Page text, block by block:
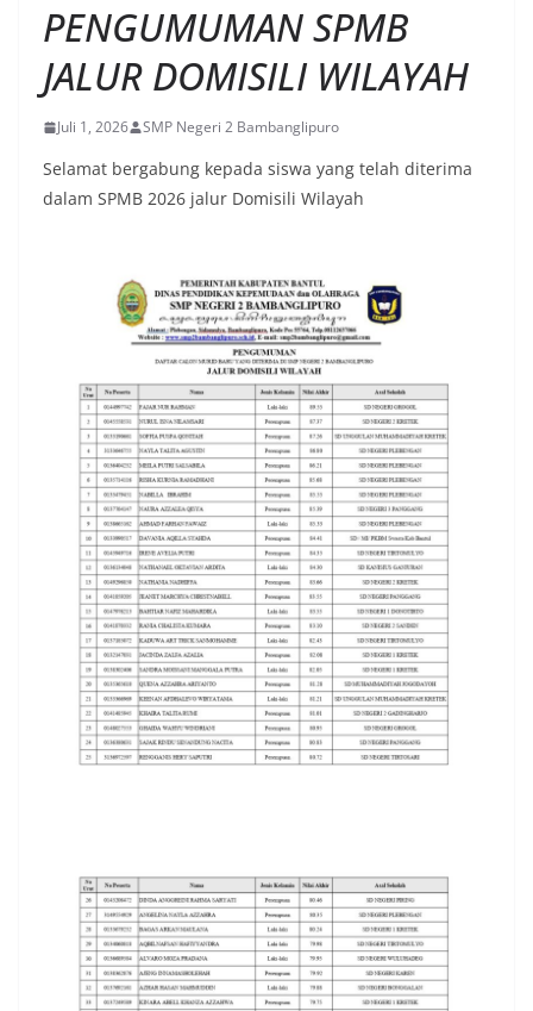
PENGUMUMAN SPMB
JALUR DOMISILI WILAYAH
Juli 1, 2026 SMP Negeri 2 Bambanglipuro
Selamat bergabung kepada siswa yang telah diterima
dalam SPMB 2026 jalur Domisili Wilayah